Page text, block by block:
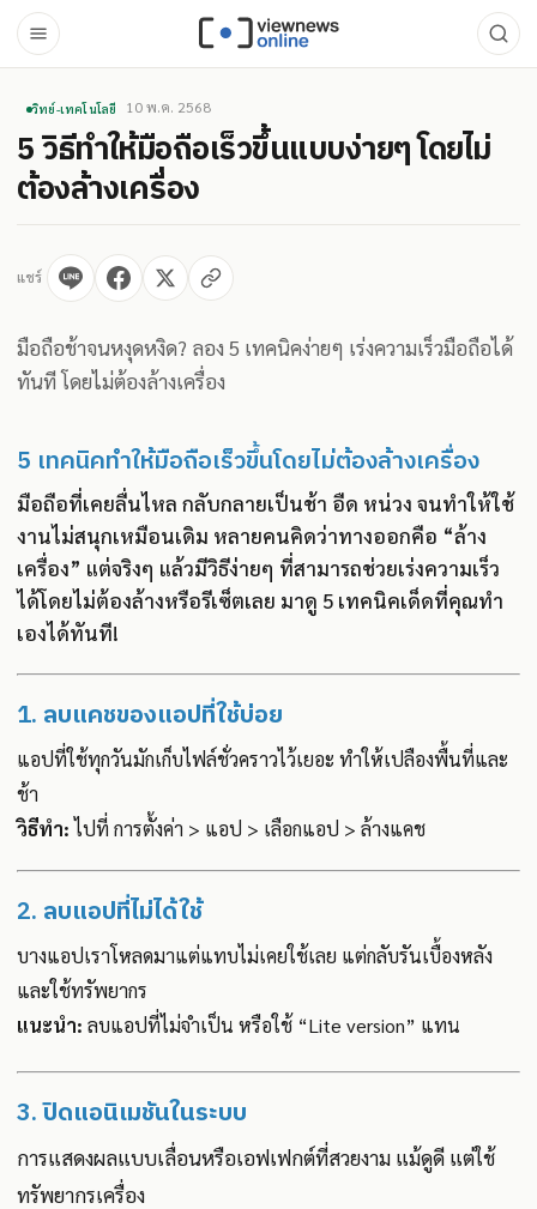
วิทย์-เทคโนโลยี 10 พ.ค. 2568
5 วิธีทำให้มือถือเร็วขึ้นแบบง่ายๆ โดยไม่
ต้องล้างเครื่อง
แชร์
มือถือช้าจนหงุดหงิด? ลอง 5 เทคนิคง่ายๆ เร่งความเร็วมือถือได้
ทันที โดยไม่ต้องล้างเครื่อง
5 เทคนิคทำให้มือถือเร็วขึ้นโดยไม่ต้องล้างเครื่อง
มือถือที่เคยลื่นไหล กลับกลายเป็นช้า อืด หน่วง จนทำให้ใช้
งานไม่สนุกเหมือนเดิม หลายคนคิดว่าทางออกคือ “ล้าง
เครื่อง” แต่จริงๆ แล้วมีวิธีง่ายๆ ที่สามารถช่วยเร่งความเร็ว
ได้โดยไม่ต้องล้างหรือรีเซ็ตเลย มาดู 5 เทคนิคเด็ดที่คุณทำ
เองได้ทันที!
1. ลบแคชของแอปที่ใช้บ่อย
แอปที่ใช้ทุกวันมักเก็บไฟล์ชั่วคราวไว้เยอะ ทำให้เปลืองพื้นที่และ
ช้า
วิธีทำ:ไปที่ การตั้งค่า > แอป > เลือกแอป > ล้างแคช
2. ลบแอปที่ไม่ได้ใช้
บางแอปเราโหลดมาแต่แทบไม่เคยใช้เลย แต่กลับรันเบื้องหลัง
และใช้ทรัพยากร
แนะนำ: ลบแอปที่ไม่จำเป็น หรือใช้ “Lite version” แทน
3.ปิดแอนิเมชันในระบบ
การแสดงผลแบบเลื่อนหรือเอฟเฟกต์ที่สวยงาม แม้ดูดี แต่ใช้
ทรัพยากรเครื่อง